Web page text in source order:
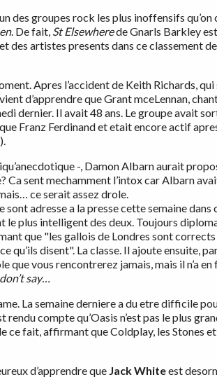
des groupes rock les plus inoffensifs
. De fait, St Elsewherede Gnarls Barkley
des artistes presents dans ce classement
Apres l’accident de Keith Richards,
d’apprendre que Grant mceLennan,
dernier. Il avait 48 ans. Le groupe avait
Franz Ferdinand et etait encore actif
-, Damon Albarn aurait
Ca sent mechamment l’intox car Albarn
ce serait assez drole.
adresse a la presse cette semaine
le plus intelligent des deux. Toujours
que "les gallois de Londres sont
qu’ils disent". La classe. Il ajoute ensuite,
que vous rencontrerez jamais, mais il n’a en
say…
La semaine derniere a du etre difficile
rendu compte qu’Oasis n’est pas le plus
ce fait, affirmant que Coldplay, les Stones
d’apprendre que Jack Whiteest